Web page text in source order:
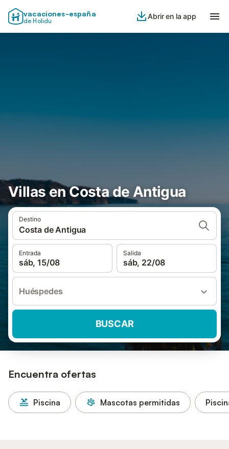
vacaciones-españa
de Holidu
Abrir en la app
Villas en Costa de Antigua
Destino
Costa de Antigua
Entrada
sáb, 15/08
Salida
sáb, 22/08
Huéspedes
BUSCAR
Encuentra ofertas
Piscina Mascotas permitidas